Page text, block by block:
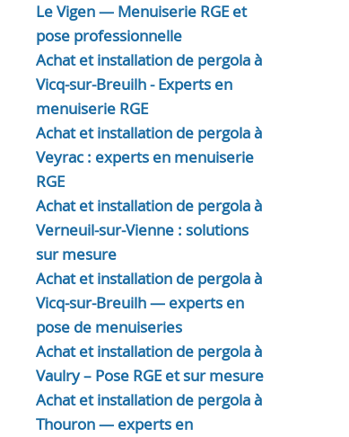
Le Vigen — Menuiserie RGE et
pose professionnelle
Achat et installation de pergola à
Vicq-sur-Breuilh - Experts en
menuiserie RGE
Achat et installation de pergola à
Veyrac : experts en menuiserie
RGE
Achat et installation de pergola à
Verneuil-sur-Vienne : solutions
sur mesure
Achat et installation de pergola à
Vicq-sur-Breuilh — experts en
pose de menuiseries
Achat et installation de pergola à
Vaulry – Pose RGE et sur mesure
Achat et installation de pergola à
Thouron — experts en